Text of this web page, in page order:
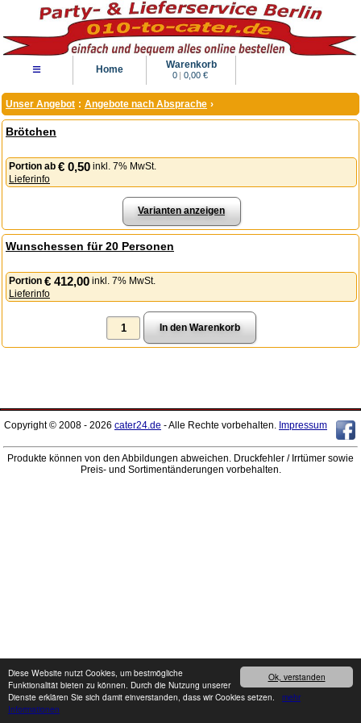
Ok, verstanden
Diese Website nutzt Cookies, um bestmögliche
Funktionalität bieten zu können. Durch die Nutzung unserer
Dienste erklären Sie sich damit einverstanden, dass wir Cookies setzen. mehr
Informationen
≡ Home Warenkorb
0 | 0,00 €
Unser Angebot : Angebote nach Absprache ›
Brötchen
Portion ab € 0,50 inkl. 7% MwSt.
Lieferinfo
Varianten anzeigen
Wunschessen für 20 Personen
Portion € 412,00 inkl. 7% MwSt.
Lieferinfo
Copyright © 2008 - 2026 cater24.de - Alle Rechte vorbehalten. Impressum
Produkte können von den Abbildungen abweichen. Druckfehler / Irrtümer sowie
Preis- und Sortimentänderungen vorbehalten.